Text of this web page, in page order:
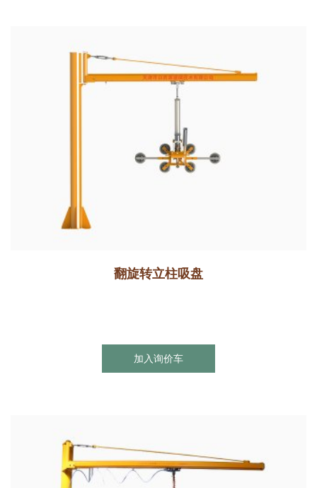
翻旋转立柱吸盘
加入询价车